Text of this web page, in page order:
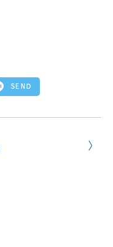
SEND